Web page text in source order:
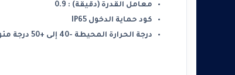
معامل القدرة (دقيقة) : 0.9
كود حماية الدخول IP65
درجة الحرارة المحيطة -40 إلى +50 درجة مئوية